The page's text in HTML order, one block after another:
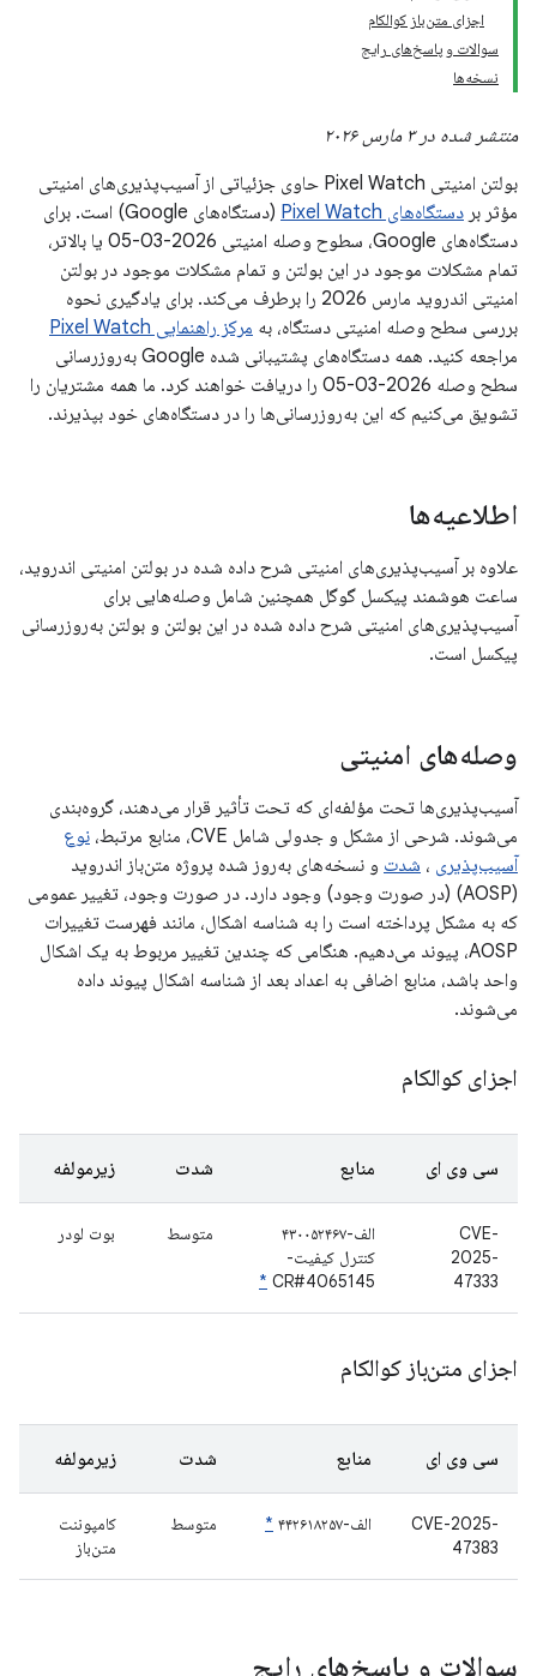
اجزای متن‌باز کوالکام
سوالات و پاسخ‌های رایج
نسخه‌ها
منتشر شده در ۳ مارس ۲۰۲۶
بولتن امنیتی Pixel Watch حاوی جزئیاتی از آسیب‌پذیری‌های امنیتی
مؤثر بر دستگاه‌های Pixel Watch
(دستگاه‌های Google) است. برای
دستگاه‌های Google، سطوح وصله امنیتی 2026-03-05 یا بالاتر،
تمام مشکلات موجود در این بولتن و تمام مشکلات موجود در بولتن
امنیتی اندروید مارس 2026 را برطرف می‌کند. برای یادگیری نحوه
بررسی سطح وصله امنیتی دستگاه، به مرکز راهنمایی Pixel Watch
مراجعه کنید. همه دستگاه‌های پشتیبانی شده Google به‌روزرسانی
سطح وصله 2026-03-05 را دریافت خواهند کرد. ما همه مشتریان را
تشویق می‌کنیم که این به‌روزرسانی‌ها را در دستگاه‌های خود بپذیرند.
اطلاعیه‌ها
علاوه بر آسیب‌پذیری‌های امنیتی شرح داده شده در بولتن امنیتی اندروید،
ساعت هوشمند پیکسل گوگل همچنین شامل وصله‌هایی برای
آسیب‌پذیری‌های امنیتی شرح داده شده در این بولتن و بولتن به‌روزرسانی
پیکسل است.
وصله‌های امنیتی
آسیب‌پذیری‌ها تحت مؤلفه‌ای که تحت تأثیر قرار می‌دهند، گروه‌بندی
می‌شوند. شرحی از مشکل و جدولی شامل CVE، منابع مرتبط،
نوع
آسیب‌پذیری ، شدت و نسخه‌های به‌روز شده پروژه متن‌باز اندروید
(AOSP) (در صورت وجود) وجود دارد. در صورت وجود، تغییر عمومی
که به مشکل پرداخته است را به شناسه اشکال، مانند فهرست تغییرات
AOSP، پیوند می‌دهیم. هنگامی که چندین تغییر مربوط به یک اشکال
واحد باشد، منابع اضافی به اعداد بعد از شناسه اشکال پیوند داده
می‌شوند.
اجزای کوالکام
سی وی ای منابع شدت زیرمولفه
CVE-
2025-
47333
الف-۴۳۰۰۵۲۴۶۷
کنترل کیفیت-
CR#4065145
*
متوسط بوت لودر
اجزای متن‌باز کوالکام
سی وی ای منابع شدت زیرمولفه
CVE-2025-
47383
الف-۴۴۲۶۱۸۲۵۷ * متوسط
کامپوننت
متن‌باز
سوالات و پاسخ‌های رایج